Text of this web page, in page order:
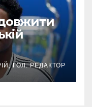
ГОЛ. РЕДАКТОР